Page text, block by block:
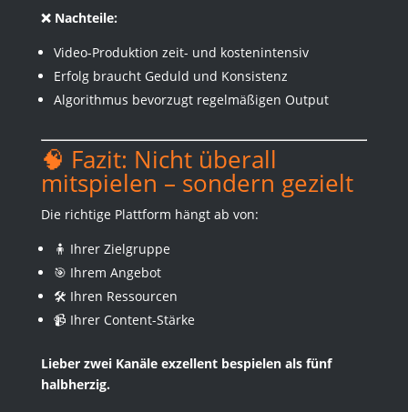
❌ Nachteile:
Video-Produktion zeit- und kostenintensiv
Erfolg braucht Geduld und Konsistenz
Algorithmus bevorzugt regelmäßigen Output
🧠 Fazit: Nicht überall
mitspielen – sondern gezielt
Die richtige Plattform hängt ab von:
🧍 Ihrer Zielgruppe
🎯 Ihrem Angebot
🛠 Ihren Ressourcen
📹 Ihrer Content-Stärke
Lieber zwei Kanäle exzellent bespielen als fünf
halbherzig.